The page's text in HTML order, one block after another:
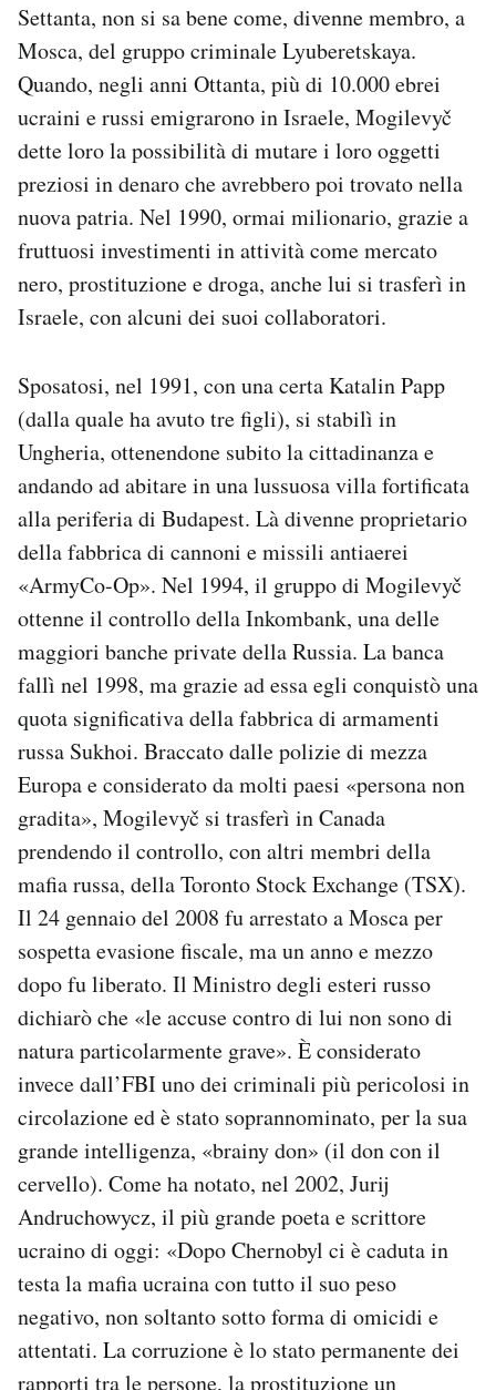
Settanta, non si sa bene come, divenne membro, a
Mosca, del gruppo criminale Lyuberetskaya.
Quando, negli anni Ottanta, più di 10.000 ebrei
ucraini e russi emigrarono in Israele, Mogilevyč
dette loro la possibilità di mutare i loro oggetti
preziosi in denaro che avrebbero poi trovato nella
nuova patria. Nel 1990, ormai milionario, grazie a
fruttuosi investimenti in attività come mercato
nero, prostituzione e droga, anche lui si trasferì in
Israele, con alcuni dei suoi collaboratori.
Sposatosi, nel 1991, con una certa Katalin Papp
(dalla quale ha avuto tre figli), si stabilì in
Ungheria, ottenendone subito la cittadinanza e
andando ad abitare in una lussuosa villa fortificata
alla periferia di Budapest. Là divenne proprietario
della fabbrica di cannoni e missili antiaerei
«ArmyCo-Op». Nel 1994, il gruppo di Mogilevyč
ottenne il controllo della Inkombank, una delle
maggiori banche private della Russia. La banca
fallì nel 1998, ma grazie ad essa egli conquistò una
quota significativa della fabbrica di armamenti
russa Sukhoi. Braccato dalle polizie di mezza
Europa e considerato da molti paesi «persona non
gradita», Mogilevyč si trasferì in Canada
prendendo il controllo, con altri membri della
mafia russa, della Toronto Stock Exchange (TSX).
Il 24 gennaio del 2008 fu arrestato a Mosca per
sospetta evasione fiscale, ma un anno e mezzo
dopo fu liberato. Il Ministro degli esteri russo
dichiarò che «le accuse contro di lui non sono di
natura particolarmente grave». È considerato
invece dall’FBI uno dei criminali più pericolosi in
circolazione ed è stato soprannominato, per la sua
grande intelligenza, «brainy don» (il don con il
cervello). Come ha notato, nel 2002, Jurij
Andruchowycz, il più grande poeta e scrittore
ucraino di oggi: «Dopo Chernobyl ci è caduta in
testa la mafia ucraina con tutto il suo peso
negativo, non soltanto sotto forma di omicidi e
attentati. La corruzione è lo stato permanente dei
rapporti tra le persone, la prostituzione un